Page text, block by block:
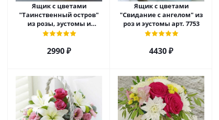
Ящик с цветами
"Таинственный остров"
из розы, эустомы и
диантуса арт. 7754
2990 ₽
Ящик с цветами
"Свидание с ангелом" из
роз и эустомы арт. 7753
4430 ₽